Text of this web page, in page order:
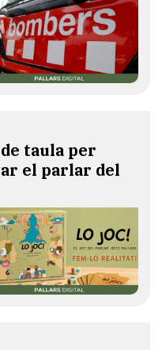
taula per
el parlar del